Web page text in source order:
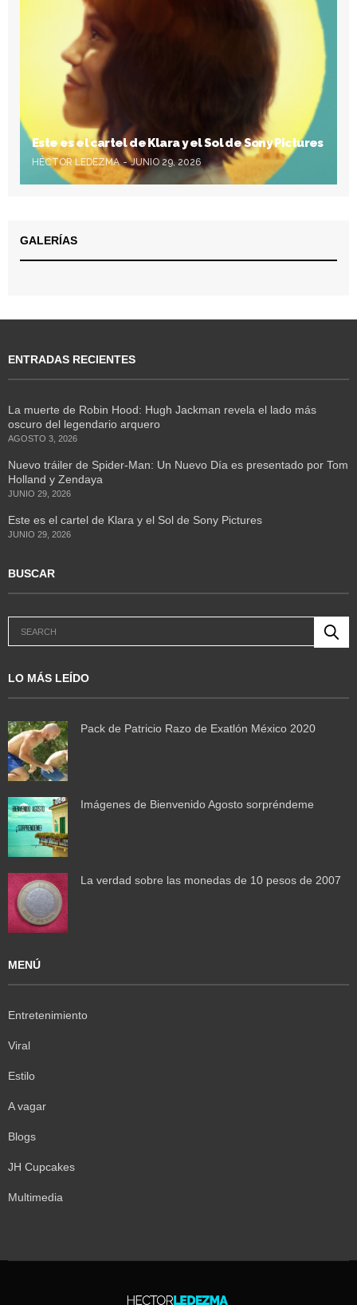
Este es el cartel de Klara y el Sol de Sony Pictures
HÉCTOR LEDEZMA JUNIO 29, 2026
GALERÍAS
ENTRADAS RECIENTES
La muerte de Robin Hood: Hugh Jackman revela el lado más
oscuro del legendario arquero
AGOSTO 3, 2026
Nuevo tráiler de Spider-Man: Un Nuevo Día es presentado por Tom
Holland y Zendaya
JUNIO 29, 2026
Este es el cartel de Klara y el Sol de Sony Pictures
JUNIO 29, 2026
BUSCAR
LO MÁS LEÍDO
Pack de Patricio Razo de Exatlón México 2020
Imágenes de Bienvenido Agosto sorpréndeme
La verdad sobre las monedas de 10 pesos de 2007
MENÚ
Entretenimiento
Viral
Estilo
A vagar
Blogs
JH Cupcakes
Multimedia